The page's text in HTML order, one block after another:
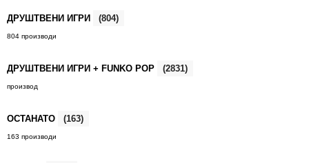
ДРУШТВЕНИ ИГРИ (804)
804 производи
ДРУШТВЕНИ ИГРИ + FUNKO POP (2831)
производ
ОСТАНАТО (163)
163 производи